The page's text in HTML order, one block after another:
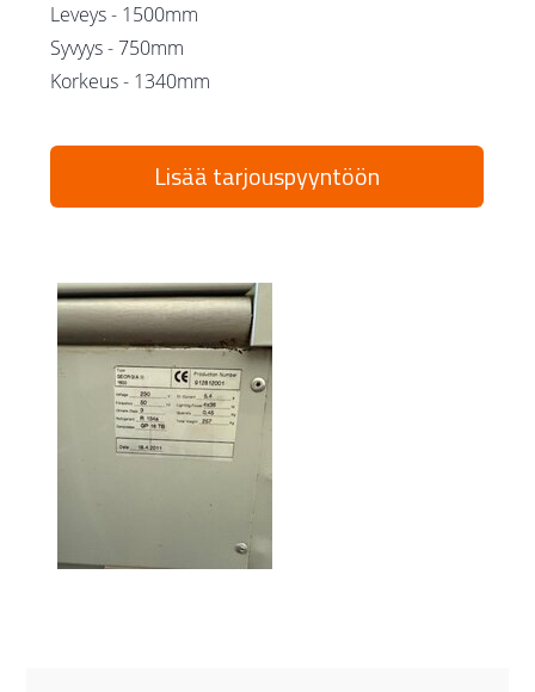
Leveys - 1500mm
Syvyys - 750mm
Korkeus - 1340mm
Lisää tarjouspyyntöön